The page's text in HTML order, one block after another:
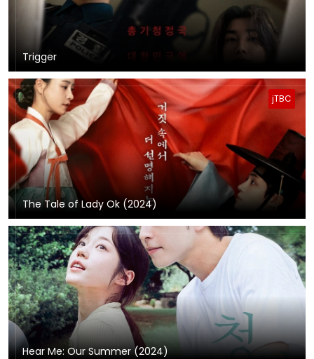
Trigger
jTBC
The Tale of Lady Ok (2024)
Hear Me: Our Summer (2024)